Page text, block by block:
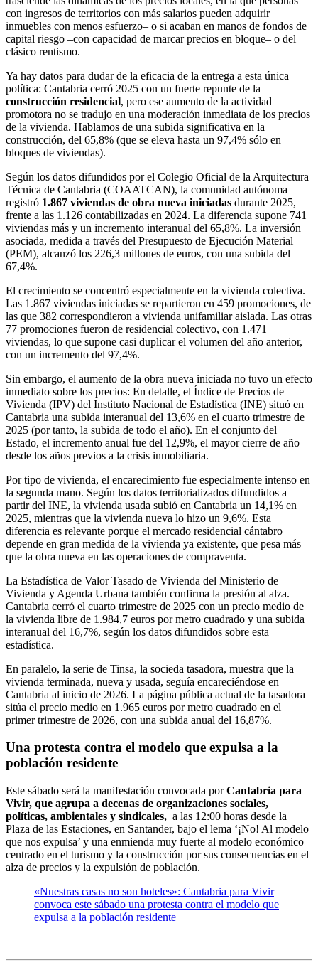
con ingresos de territorios con más salarios pueden adquirir
inmuebles con menos esfuerzo– o si acaban en manos de fondos de
capital riesgo –con capacidad de marcar precios en bloque– o del
clásico rentismo.
Ya hay datos para dudar de la eficacia de la entrega a esta única
política: Cantabria cerró 2025 con un fuerte repunte de la
construcción residencial, pero ese aumento de la actividad
promotora no se tradujo en una moderación inmediata de los precios
de la vivienda. Hablamos de una subida significativa en la
construcción, del 65,8% (que se eleva hasta un 97,4% sólo en
bloques de viviendas).
Según los datos difundidos por el Colegio Oficial de la Arquitectura
Técnica de Cantabria (COAATCAN), la comunidad autónoma
registró 1.867 viviendas de obra nueva iniciadas durante 2025,
frente a las 1.126 contabilizadas en 2024. La diferencia supone 741
viviendas más y un incremento interanual del 65,8%. La inversión
asociada, medida a través del Presupuesto de Ejecución Material
(PEM), alcanzó los 226,3 millones de euros, con una subida del
67,4%.
El crecimiento se concentró especialmente en la vivienda colectiva.
Las 1.867 viviendas iniciadas se repartieron en 459 promociones, de
las que 382 correspondieron a vivienda unifamiliar aislada. Las otras
77 promociones fueron de residencial colectivo, con 1.471
viviendas, lo que supone casi duplicar el volumen del año anterior,
con un incremento del 97,4%.
Sin embargo, el aumento de la obra nueva iniciada no tuvo un efecto
inmediato sobre los precios: En detalle, el Índice de Precios de
Vivienda (IPV) del Instituto Nacional de Estadística (INE) situó en
Cantabria una subida interanual del 13,6% en el cuarto trimestre de
2025 (por tanto, la subida de todo el año). En el conjunto del
Estado, el incremento anual fue del 12,9%, el mayor cierre de año
desde los años previos a la crisis inmobiliaria.
Por tipo de vivienda, el encarecimiento fue especialmente intenso en
la segunda mano. Según los datos territorializados difundidos a
partir del INE, la vivienda usada subió en Cantabria un 14,1% en
2025, mientras que la vivienda nueva lo hizo un 9,6%. Esta
diferencia es relevante porque el mercado residencial cántabro
depende en gran medida de la vivienda ya existente, que pesa más
que la obra nueva en las operaciones de compraventa.
La Estadística de Valor Tasado de Vivienda del Ministerio de
Vivienda y Agenda Urbana también confirma la presión al alza.
Cantabria cerró el cuarto trimestre de 2025 con un precio medio de
la vivienda libre de 1.984,7 euros por metro cuadrado y una subida
interanual del 16,7%, según los datos difundidos sobre esta
estadística.
En paralelo, la serie de Tinsa, la socieda tasadora, muestra que la
vivienda terminada, nueva y usada, seguía encareciéndose en
Cantabria al inicio de 2026. La página pública actual de la tasadora
sitúa el precio medio en 1.965 euros por metro cuadrado en el
primer trimestre de 2026, con una subida anual del 16,87%.
Una protesta contra el modelo que expulsa a la
población residente
Este sábado será la manifestación convocada porCantabria para
Vivir, que agrupa a decenas de organizaciones sociales,
políticas, ambientales y sindicales, a las 12:00 horas desde la
Plaza de las Estaciones, en Santander, bajo el lema ‘¡No! Al modelo
que nos expulsa’ y una enmienda muy fuerte al modelo económico
centrado en el turismo y la construcción por sus consecuencias en el
alza de precios y la expulsión de población.
«Nuestras casas no son hoteles»: Cantabria para Vivir
convoca este sábado una protesta contra el modelo que
expulsa a la población residente